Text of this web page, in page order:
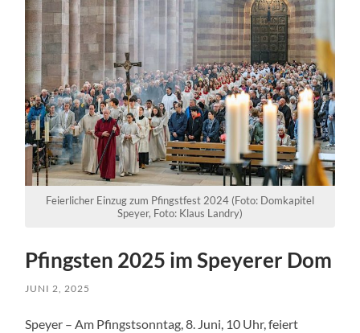
Feierlicher Einzug zum Pfingstfest 2024 (Foto: Domkapitel
Speyer, Foto: Klaus Landry)
Pfingsten 2025 im Speyerer Dom
JUNI 2, 2025
Speyer – Am Pfingstsonntag, 8. Juni, 10 Uhr, feiert